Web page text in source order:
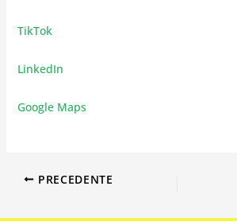
TikTok
LinkedIn
Google Maps
PRECEDENTE